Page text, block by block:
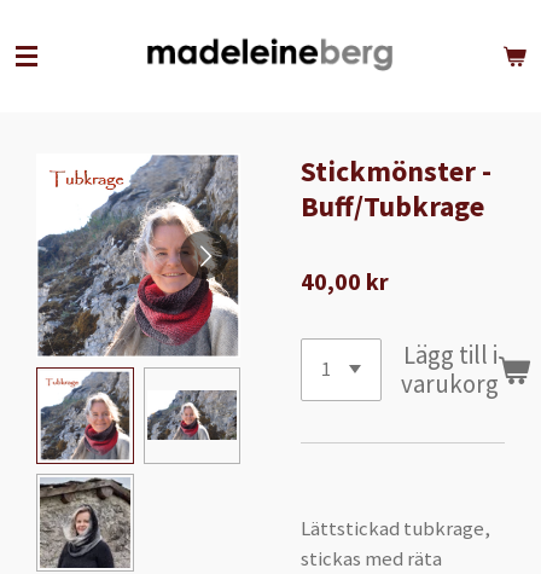
till
Stickmönster -
Buff/Tubkrage
40,00 kr
Lägg till i
varukorg
Lättstickad tubkrage,
stickas med räta